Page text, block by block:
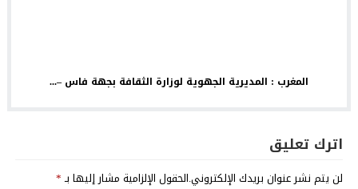
المغرب : المديرية الجهوية لوزارة الثقافة بجهة فاس –...
اترك تعليق
لن يتم نشر عنوان بريدك الإلكتروني.الحقول الإلزامية مشار إليها بـ*